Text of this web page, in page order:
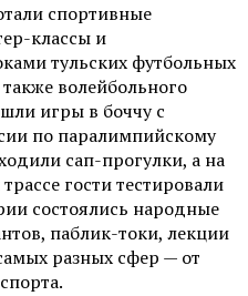
спортивные
классы и
тульских футбольных
волейбольного
игры в боччу с
по паралимпийскому
сап-прогулки, а на
гости тестировали
состоялись народные
паблик-токи, лекции
разных сфер — от